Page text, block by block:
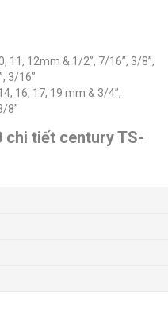
11, 12mm & 1/2”, 7/16”, 3/8”,
3/16”
16, 17, 19 mm & 3/4”,
8”
chi tiết century TS-